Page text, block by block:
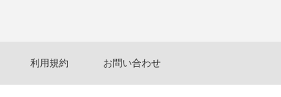
利用規約 お問い合わせ